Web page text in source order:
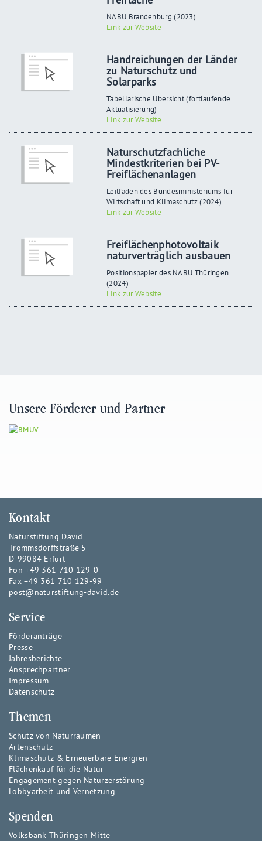
NABU Brandenburg (2023)
Link zur Website
Handreichungen der Länder
zu Naturschutz und
Solarparks
Tabellarische Übersicht (fortlaufende
Aktualisierung)
Link zur Website
Naturschutzfachliche
Mindestkriterien bei PV-
Freiflächenanlagen
Leitfaden des Bundesministeriums für
Wirtschaft und Klimaschutz (2024)
Link zur Website
Freiflächenphotovoltaik
naturverträglich ausbauen
Positionspapier des NABU Thüringen
(2024)
Link zur Website
Unsere Förderer und Partner
Kontakt
Naturstiftung David
Trommsdorffstraße 5
D-99084 Erfurt
Fon +49 361 710 129-0
Fax +49 361 710 129-99
post@naturstiftung-david.de
Service
Förderanträge
Presse
Jahresberichte
Ansprechpartner
Impressum
Datenschutz
Themen
Schutz von Naturräumen
Artenschutz
Klimaschutz & Erneuerbare Energien
Flächenkauf für die Natur
Engagement gegen Naturzerstörung
Lobbyarbeit und Vernetzung
Spenden
Volksbank Thüringen Mitte